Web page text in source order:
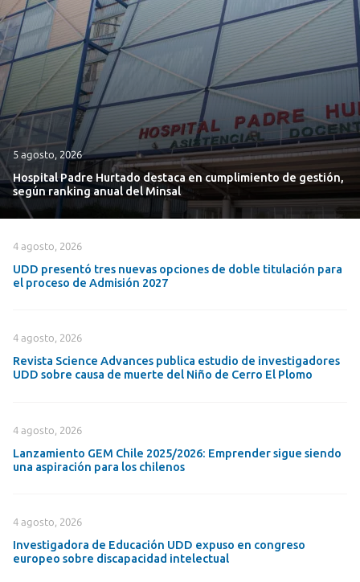
5 agosto, 2026
Hospital Padre Hurtado destaca en cumplimiento de gestión,
según ranking anual del Minsal
4 agosto, 2026
UDD presentó tres nuevas opciones de doble titulación para
el proceso de Admisión 2027
4 agosto, 2026
Revista Science Advances publica estudio de investigadores
UDD sobre causa de muerte del Niño de Cerro El Plomo
4 agosto, 2026
Lanzamiento GEM Chile 2025/2026: Emprender sigue siendo
una aspiración para los chilenos
4 agosto, 2026
Investigadora de Educación UDD expuso en congreso
europeo sobre discapacidad intelectual